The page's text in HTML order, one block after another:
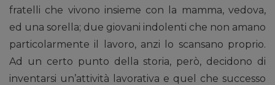
fratelli che vivono insieme con la mamma, vedova,
ed una sorella; due giovani indolenti che non amano
particolarmente il lavoro, anzi lo scansano proprio.
Ad un certo punto della storia, però, decidono di
inventarsi un’attività lavorativa e quel che successo